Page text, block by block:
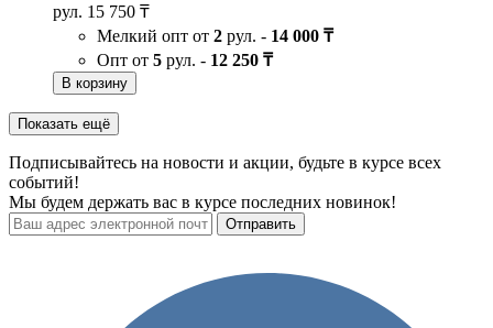
рул. 15 750 ₸
Мелкий опт от 2 рул. - 14 000 ₸
Опт от 5 рул. - 12 250 ₸
В корзину
Показать ещё
Подписывайтесь на новости и акции, будьте в курсе всех
событий!
Мы будем держать вас в курсе последних новинок!